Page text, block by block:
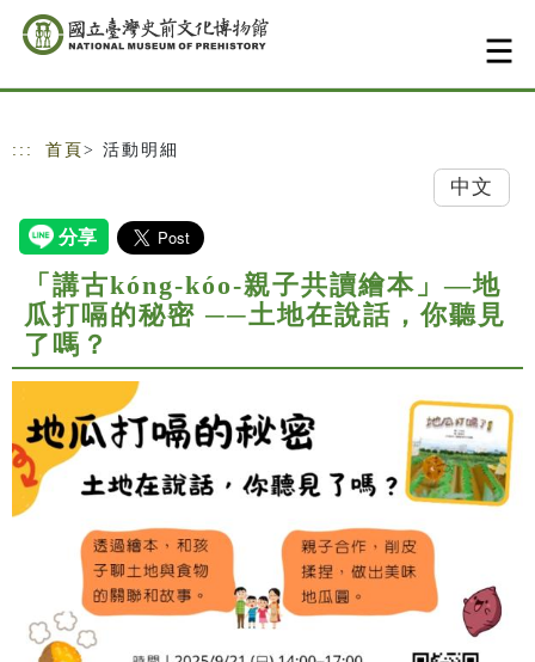
跳到主要內容
網站導覽
::: 首頁 > 活動明細
中文
「講古kóng-kóo-親子共讀繪本」—地
瓜打嗝的秘密 ──土地在說話，你聽見
了嗎？